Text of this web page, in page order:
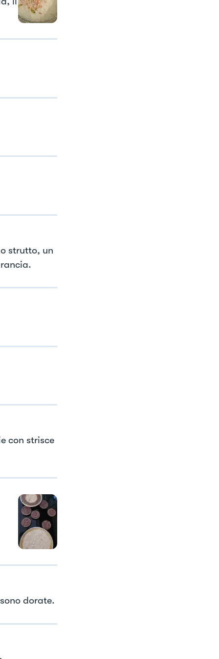
strutto, un
con strisce
dorate.